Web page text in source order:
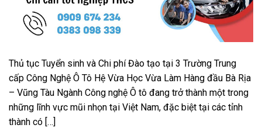
Thủ tục Tuyển sinh và Chi phí Đào tạo tại 3 Trường Trung
cấp Công Nghệ Ô Tô Hệ Vừa Học Vừa Làm Hàng đầu Bà Rịa
– Vũng Tàu Ngành Công nghệ Ô tô đang trở thành một trong
những lĩnh vực mũi nhọn tại Việt Nam, đặc biệt tại các tỉnh
thành có […]